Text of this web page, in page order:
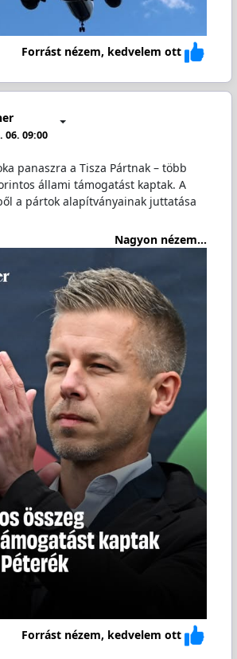
Forrást nézem, kedvelem ott
06. 09:00
panaszra a Tisza Pártnak – több
állami támogatást kaptak. A
a pártok alapítványainak juttatása
Nagyon nézem...
Forrást nézem, kedvelem ott